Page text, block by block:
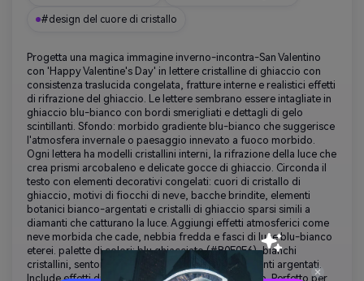
#design del cuore di cristallo
Progetta una magica immagine inverno-incontra-San Valentino
con 'Happy Valentine's Day' in lettere cristalline di ghiaccio con
consistenza traslucida congelata, fratture interne e realistici effetti
di rifrazione del ghiaccio. Le lettere sembrano essere intagliate in
ghiaccio blu-bianco con bordi smerigliati e dettagli di gelo
scintillanti. Sfondo: morbido gradiente blu-bianco che suggerisce
l'atmosfera invernale o paesaggio innevato a fuoco morbido.
Ogni lettera ha modelli cristallini interni, la rifrazione della luce che
crea prismi arcobaleno e delicate gocce di ghiaccio. Circonda il
testo con elementi decorativi congelati: cuori di cristallo di
ghiaccio, motivi di fiocchi di neve, bacche brindite, elementi
botanici bianco-argentati e cristalli di ghiaccio sparsi simili a
diamanti che catturano la luce. Aggiungi effetti atmosferici come
neve morbida che cade, nebbia fredda e fasci di luce blu-bianco
eterei. palette di colori: blu ghiacciato (#B0E0E6), bianchi
cristallini, sentori di rosa pallido per il calore, accenti argentati.
Include effetti di scintillio sottili e flare dell'obiettivo. Perfetto per